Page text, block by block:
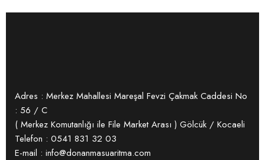
Adres : Merkez Mahallesi Mareşal Fevzi Çakmak Caddesi No
: 56 / C
( Merkez Komutanlığı ile File Market Arası ) Gölcük / Kocaeli
Telefon : 0541 831 32 03
E-mail : info@donanmasuaritma.com